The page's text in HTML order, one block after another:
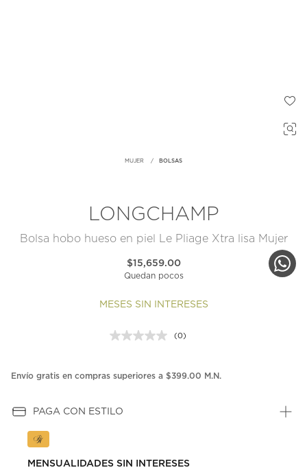
MUJER BOLSAS
LONGCHAMP
Bolsa hobo hueso en piel Le Pliage Xtra lisa Mujer
$15,659.00
Quedan pocos
MESES SIN INTERESES
Sin
en
(0)
Envío gratis en compras superiores a $399.00 M.N.
PAGA CON ESTILO
MENSUALIDADES SIN INTERESES